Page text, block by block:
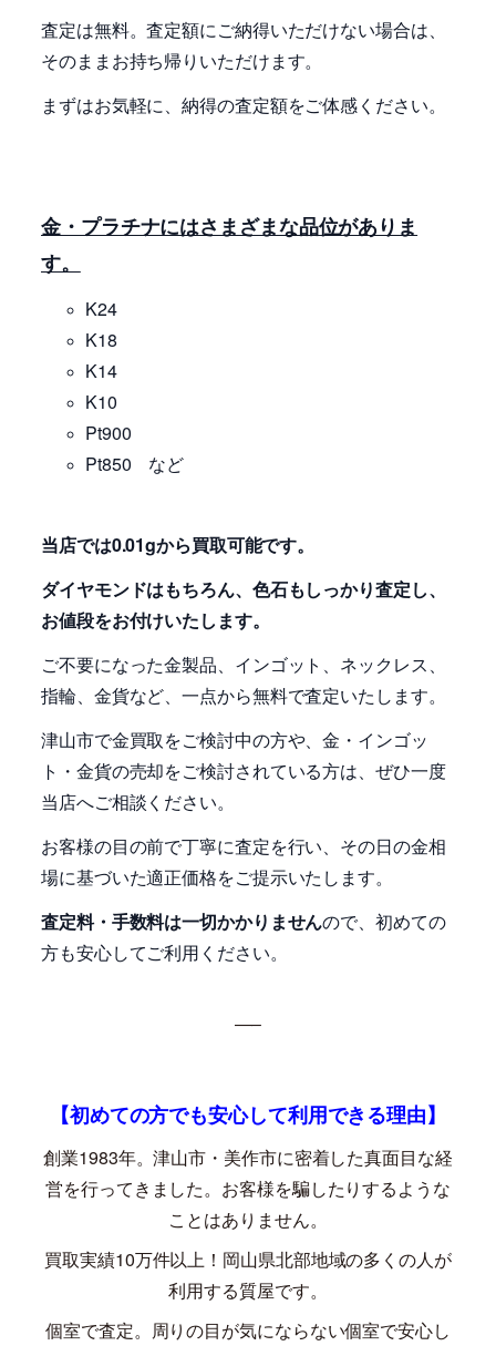
査定は無料。査定額にご納得いただけない場合は、
そのままお持ち帰りいただけます。
まずはお気軽に、納得の査定額をご体感ください。
金・プラチナにはさまざまな品位がありま
す。
K24
K18
K14
K10
Pt900
Pt850 など
当店では0.01gから買取可能です。
ダイヤモンドはもちろん、色石もしっかり査定し、
お値段をお付けいたします。
ご不要になった金製品、インゴット、ネックレス、
指輪、金貨など、一点から無料で査定いたします。
津山市で金買取をご検討中の方や、金・インゴッ
ト・金貨の売却をご検討されている方は、ぜひ一度
当店へご相談ください。
お客様の目の前で丁寧に査定を行い、その日の金相
場に基づいた適正価格をご提示いたします。
査定料・手数料は一切かかりませんので、初めての
方も安心してご利用ください。
—–
【初めての方でも安心して利用できる理由】
創業1983年。津山市・美作市に密着した真面目な経
営を行ってきました。お客様を騙したりするような
ことはありません。
買取実績10万件以上！岡山県北部地域の多くの人が
利用する質屋です。
個室で査定。周りの目が気にならない個室で安心し